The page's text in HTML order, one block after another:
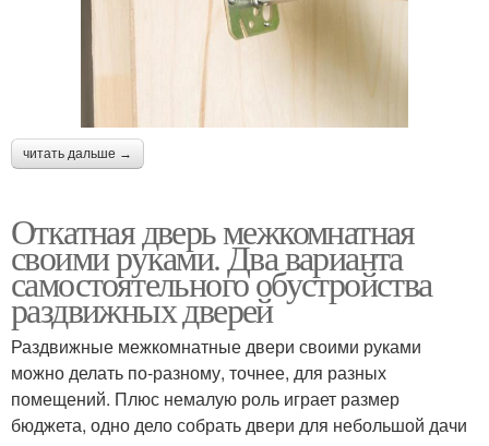
читать дальше →
Откатная дверь межкомнатная
своими руками. Два варианта
самостоятельного обустройства
раздвижных дверей
Раздвижные межкомнатные двери своими руками
можно делать по-разному, точнее, для разных
помещений. Плюс немалую роль играет размер
бюджета, одно дело собрать двери для небольшой дачи